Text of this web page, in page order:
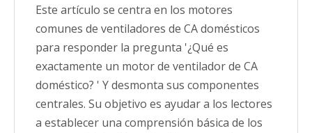
Este artículo se centra en los motores
comunes de ventiladores de CA domésticos
para responder la pregunta '¿Qué es
exactamente un motor de ventilador de CA
doméstico? ' Y desmonta sus componentes
centrales. Su objetivo es ayudar a los lectores
a establecer una comprensión básica de los